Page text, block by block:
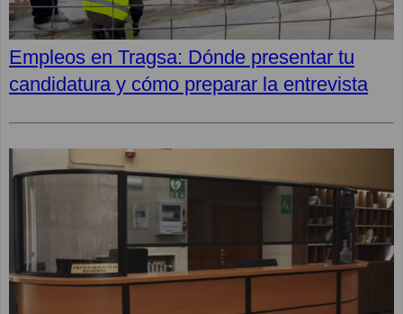
Empleos en Tragsa: Dónde presentar tu
candidatura y cómo preparar la entrevista